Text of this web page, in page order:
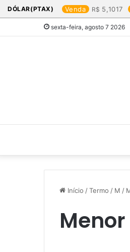
DÓLAR(PTAX) Venda 5,1017
sexta-feira, agosto 7 2026
Início /Termo / M /